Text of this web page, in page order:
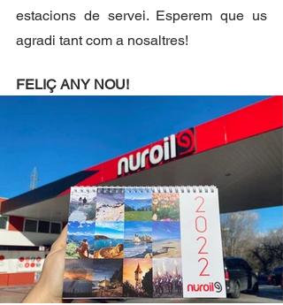
estacions de servei. Esperem que us
agradi tant com a nosaltres!
FELIÇ ANY NOU!